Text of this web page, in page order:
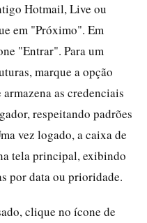
Hotmail, Live ou
em "Próximo". Em
"Entrar". Para um
marque a opção
as credenciais
respeitando padrões
vez logado, a caixa de
tela principal, exibindo
por data ou prioridade.
clique no ícone de